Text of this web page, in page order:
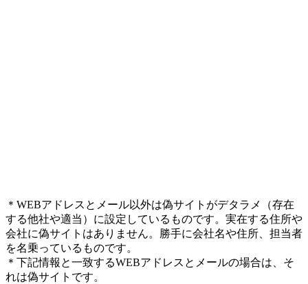
＊WEBアドレスとメール以外は偽サイトがデタラメ（存在
する他社や適当）に設定しているものです。実在する住所や
会社に偽サイトはありません。勝手に会社名や住所、担当者
を名乗っているものです。
＊下記情報と一致するWEBアドレスとメールの場合は、そ
れは偽サイトです。